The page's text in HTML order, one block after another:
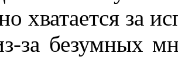
хватается за
за безумных